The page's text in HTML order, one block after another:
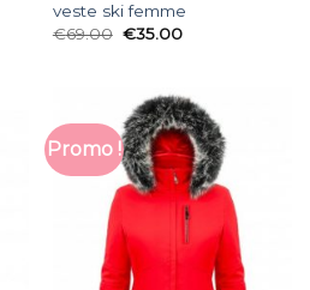
veste ski femme
€69.00 €35.00
Promo !